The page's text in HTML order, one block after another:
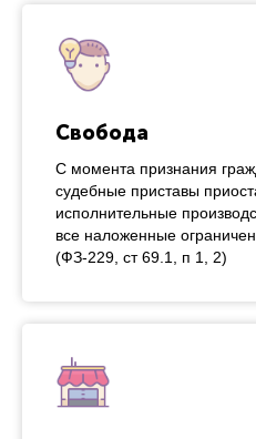
Свобода
С момента признания
судебные приставы
исполнительные
все наложенные
(ФЗ-229, ст 69.1, п 1, 2)